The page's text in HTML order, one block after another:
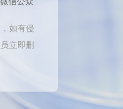
如有侵
立即删